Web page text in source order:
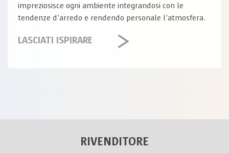
impreziosisce ogni ambiente integrandosi con le
tendenze d’arredo e rendendo personale l’atmosfera.
LASCIATI ISPIRARE
RIVENDITORE